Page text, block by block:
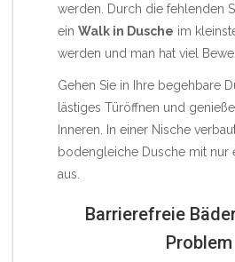
werden. Durch die fehlenden
ein Walk in Dusche im
werden und man hat viel
Gehen Sie in Ihre begehbare
lästiges Türöffnen und
Inneren. In einer Nische
bodengleiche Dusche mit nur
aus.
Barrierefreie
Problem